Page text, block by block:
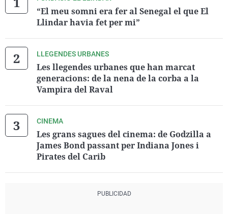
“El meu somni era fer al Senegal el que El
Llindar havia fet per mi”
LLEGENDES URBANES
Les llegendes urbanes que han marcat
generacions: de la nena de la corba a la
Vampira del Raval
CINEMA
Les grans sagues del cinema: de Godzilla a
James Bond passant per Indiana Jones i
Pirates del Carib